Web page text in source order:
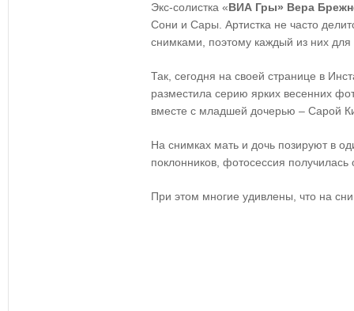
Экс-солистка «ВИА Гры» Вера
Сони и Сары. Артистка не часто
снимками, поэтому каждый из них для
Так, сегодня на своей странице в
разместила серию ярких весенних
вместе с младшей дочерью – Сарой
На снимках мать и дочь позируют в
поклонников, фотосессия
При этом многие удивлены, что на